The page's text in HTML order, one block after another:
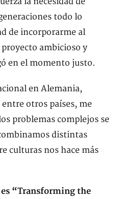
todo lo
de incorporarme al
ambicioso y
en el momento justo.
en Alemania,
otros países, me
problemas complejos se
distintas
culturas nos hace más
es “Transforming the